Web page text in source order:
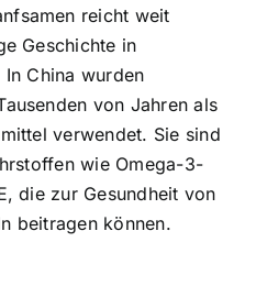
reicht weit
Geschichte in
China wurden
von Jahren als
verwendet. Sie sind
wie Omega-3-
die zur Gesundheit von
beitragen können.